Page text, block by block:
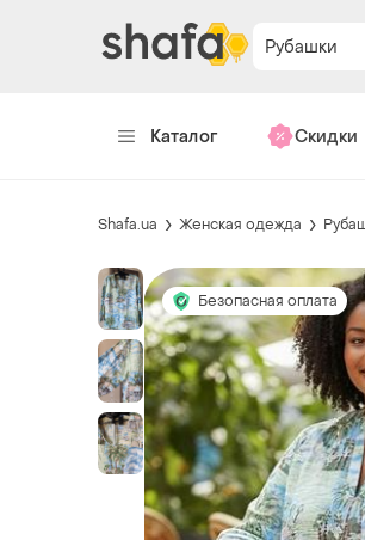
Рубашки
Каталог Скидки
Shafa.ua Женская одежда
Безопасная оплата